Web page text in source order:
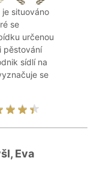
situováno
se
určenou
pěstování
sídlí na
se
Eva